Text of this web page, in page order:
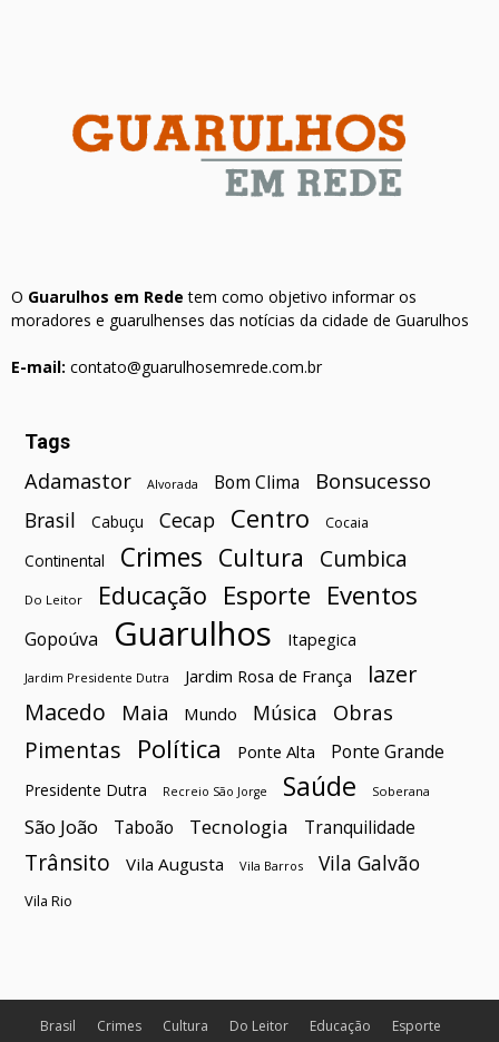
O Guarulhos em Rede tem como objetivo informar os
moradores e guarulhenses das notícias da cidade de Guarulhos
E-mail: contato@guarulhosemrede.com.br
Tags
Adamastor Alvorada Bom Clima Bonsucesso
Brasil Cabuçu Cecap Centro Cocaia
Continental Crimes Cultura Cumbica
Do Leitor Educação Esporte Eventos
Gopoúva Guarulhos Itapegica
Jardim Presidente Dutra Jardim Rosa de França
lazer
Macedo
Maia Mundo Música Obras
Pimentas Política Ponte Alta Ponte Grande
Presidente Dutra Recreio São Jorge Saúde Soberana
São João Taboão Tecnologia Tranquilidade
Trânsito Vila Augusta Vila Barros Vila Galvão
Vila Rio
Brasil Crimes Cultura Do Leitor Educação
Esporte